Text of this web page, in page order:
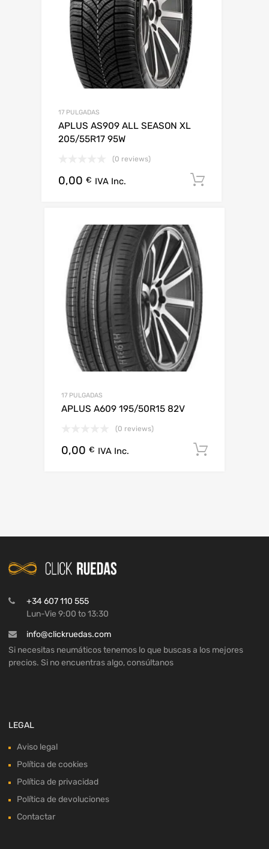
17 PULGADAS
APLUS AS909 ALL SEASON XL
205/55R17 95W
(0 reviews)
0,00 € IVA Inc.
17 PULGADAS
APLUS A609 195/50R15 82V
(0 reviews)
0,00 € IVA Inc.
+34 607 110 555
Lun-Vie 9:00 to 13:30
info@clickruedas.com
Si necesitas neumáticos tenemos lo que buscas a los mejores
precios. Si no encuentras algo, consúltanos
LEGAL
Aviso legal
Política de cookies
Política de privacidad
Política de devoluciones
Contactar